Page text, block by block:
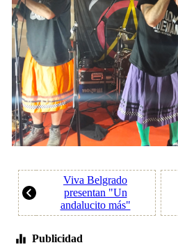
Viva Belgrado
presentan "Un
andalucito más"
Publicidad